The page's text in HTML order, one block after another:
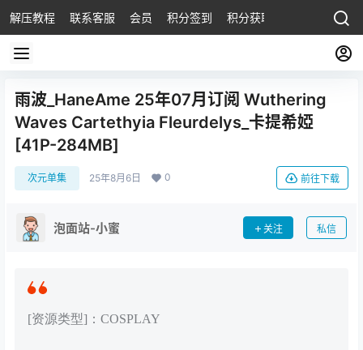
解压教程 联系客服 会员 积分签到 积分获取
雨波_HaneAme 25年07月订阅 Wuthering
Waves Cartethyia Fleurdelys_卡提希婭
[41P-284MB]
次元单集 25年8月6日 0 前往下载
泡面站-小蜜 关注 私信
[资源类型]：COSPLAY